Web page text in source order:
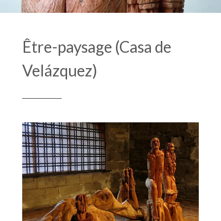
Être-paysage (Casa de
Velázquez)